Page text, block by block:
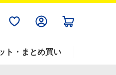
ト・まとめ買い